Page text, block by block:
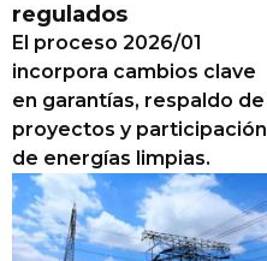
regulados
El proceso 2026/01
incorpora cambios clave
en garantías, respaldo de
proyectos y participación
de energías limpias.